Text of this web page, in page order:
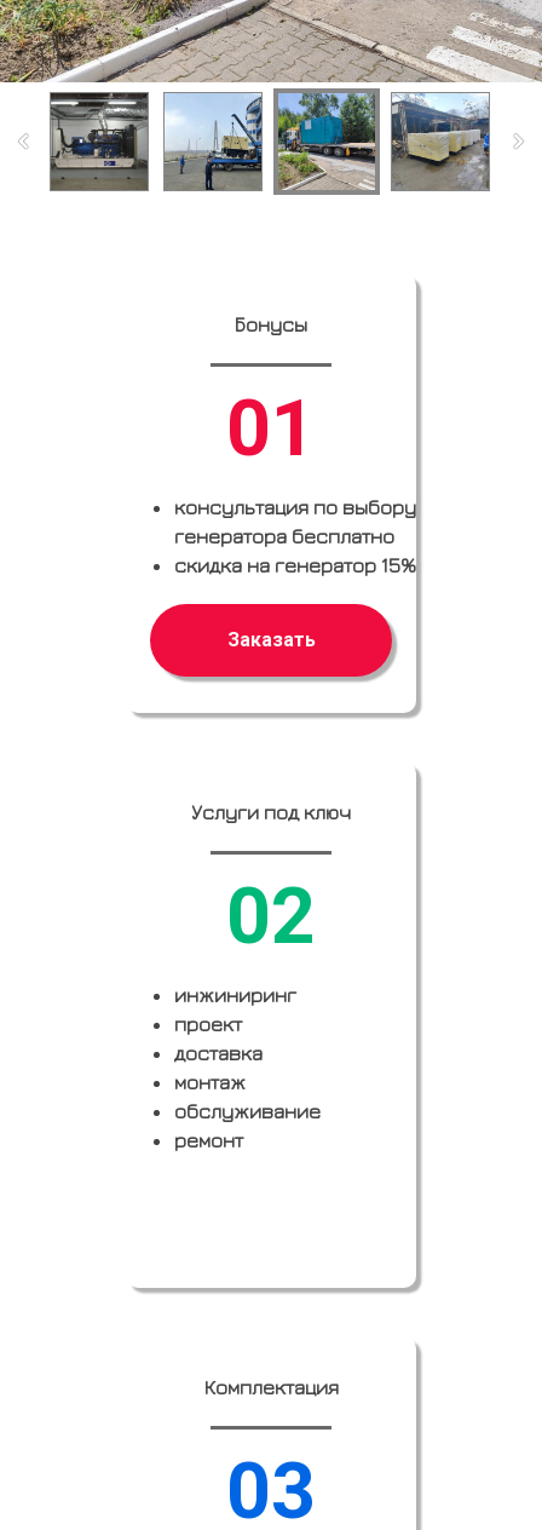
Бонусы
01
консультация по выбору
генератора бесплатно
скидка на генератор 15%
Заказать
Услуги под ключ
02
инжиниринг
проект
доставка
монтаж
обслуживание
ремонт
Комплектация
03